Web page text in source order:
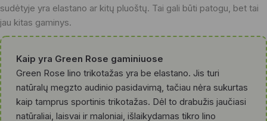
sudėtyje yra elastano ar kitų pluoštų. Tai gali būti patogu, bet tai
jau kitas gaminys.
Kaip yra Green Rose gaminiuose
Green Rose lino trikotažas yra be elastano. Jis turi
natūralų megzto audinio pasidavimą, tačiau nėra sukurtas
kaip tamprus sportinis trikotažas. Dėl to drabužis jaučiasi
natūraliai, laisvai ir maloniai, išlaikydamas tikro lino